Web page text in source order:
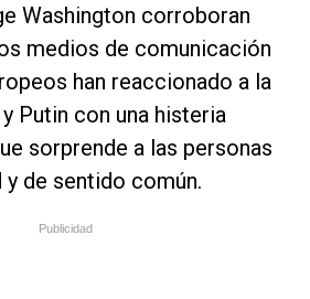
Washington corroboran
medios de comunicación
han reaccionado a la
Putin con una histeria
sorprende a las personas
y de sentido común.
Publicidad